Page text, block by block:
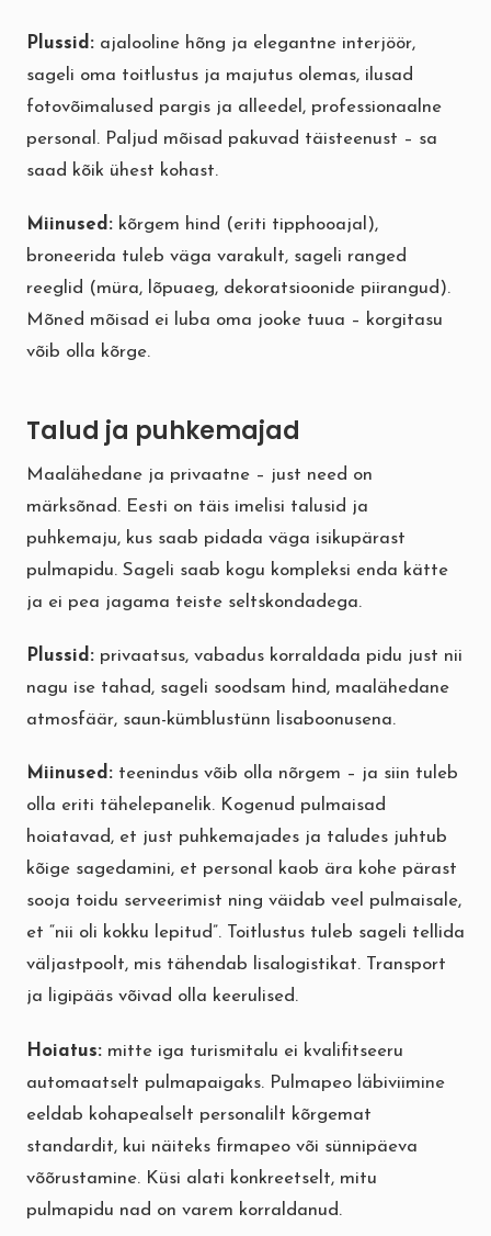
Plussid: ajalooline hõng ja elegantne interjöör,
sageli oma toitlustus ja majutus olemas, ilusad
fotovõimalused pargis ja alleedel, professionaalne
personal. Paljud mõisad pakuvad täisteenust – sa
saad kõik ühest kohast.
Miinused: kõrgem hind (eriti tipphooajal),
broneerida tuleb väga varakult, sageli ranged
reeglid (müra, lõpuaeg, dekoratsioonide piirangud).
Mõned mõisad ei luba oma jooke tuua – korgitasu
võib olla kõrge.
Talud ja puhkemajad
Maalähedane ja privaatne – just need on
märksõnad. Eesti on täis imelisi talusid ja
puhkemaju, kus saab pidada väga isikupärast
pulmapidu. Sageli saab kogu kompleksi enda kätte
ja ei pea jagama teiste seltskondadega.
Plussid: privaatsus, vabadus korraldada pidu just nii
nagu ise tahad, sageli soodsam hind, maalähedane
atmosfäär, saun-kümblustünn lisaboonusena.
Miinused: teenindus võib olla nõrgem – ja siin tuleb
olla eriti tähelepanelik. Kogenud pulmaisad
hoiatavad, et just puhkemajades ja taludes juhtub
kõige sagedamini, et personal kaob ära kohe pärast
sooja toidu serveerimist ning väidab veel pulmaisale,
et “nii oli kokku lepitud”. Toitlustus tuleb sageli tellida
väljastpoolt, mis tähendab lisalogistikat. Transport
ja ligipääs võivad olla keerulised.
Hoiatus: mitte iga turismitalu ei kvalifitseeru
automaatselt pulmapaigaks. Pulmapeo läbiviimine
eeldab kohapealselt personalilt kõrgemat
standardit, kui näiteks firmapeo või sünnipäeva
võõrustamine. Küsi alati konkreetselt, mitu
pulmapidu nad on varem korraldanud.